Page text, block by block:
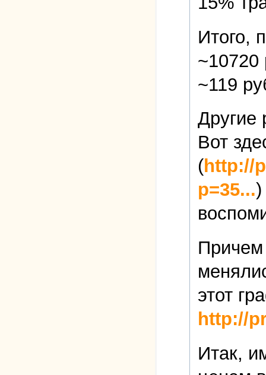
Итого,
~10720
~119
Другие
Вот
(http://
p=35...
этот
http://
Итак,